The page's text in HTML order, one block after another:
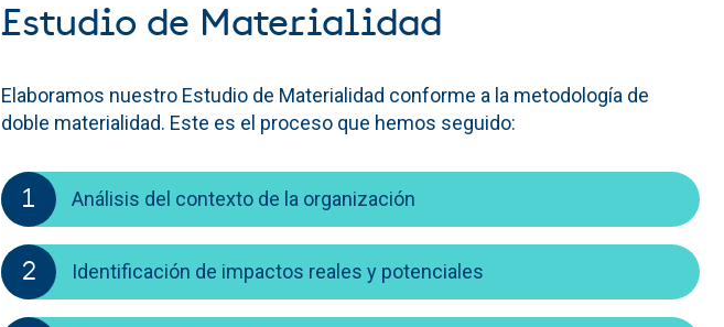
Estudio de Materialidad
Elaboramos nuestro Estudio de Materialidad conforme a la metodología de
doble materialidad. Este es el proceso que hemos seguido:
1 Análisis del contexto de la organización
2 Identificación de impactos reales y potenciales